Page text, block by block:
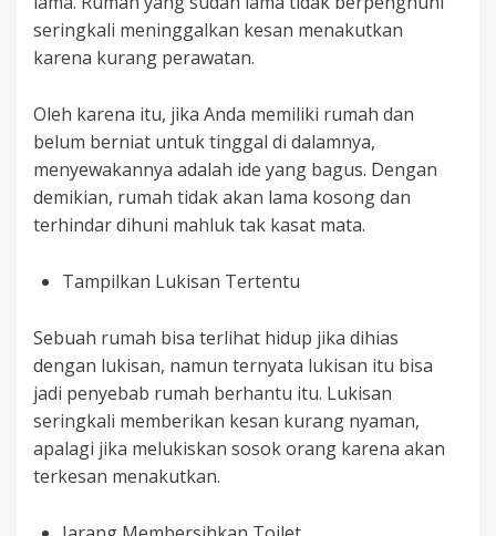
seringkali meninggalkan kesan menakutkan
karena kurang perawatan.
Oleh karena itu, jika Anda memiliki rumah dan
belum berniat untuk tinggal di dalamnya,
menyewakannya adalah ide yang bagus. Dengan
demikian, rumah tidak akan lama kosong dan
terhindar dihuni mahluk tak kasat mata.
Tampilkan Lukisan Tertentu
Sebuah rumah bisa terlihat hidup jika dihias
dengan lukisan, namun ternyata lukisan itu bisa
jadi penyebab rumah berhantu itu. Lukisan
seringkali memberikan kesan kurang nyaman,
apalagi jika melukiskan sosok orang karena akan
terkesan menakutkan.